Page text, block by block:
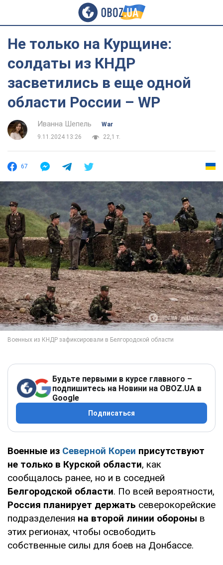
Не только на Курщине:
солдаты из КНДР
засветились в еще одной
области России – WP
Иванна Шепель
War
9.11.2024 13:26
22,1 т.
67
Будьте первыми в курсе главного –
подпишитесь на Новини на OBOZ.UA в
Google
Подписаться
Военные из Северной Кореи присутствуют
не только в Курской области, как
сообщалось ранее, но и в соседней
Белгородской области. По всей вероятности,
Россия планирует держать северокорейские
подразделения на второй линии обороны в
этих регионах, чтобы освободить
собственные силы для боев на Донбассе.